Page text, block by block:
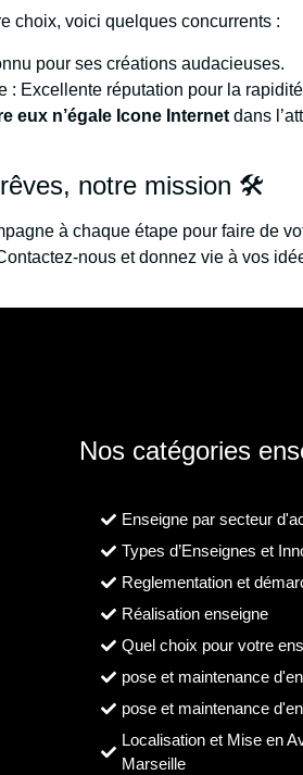
choix, voici quelques concurrents :
pour ses créations audacieuses.
: Excellente réputation pour la
eux n’égale Icone Internet dans
notre mission 🛠️
à chaque étape pour faire de
nous et donnez vie à vos
Nos catégories
Enseigne par secteur
Types d’Enseignes et
Reglementation et
Réalisation enseigne
Quel choix pour votre
pose et maintenance
pose et maintenance
Localisation et Mise en
Marseille